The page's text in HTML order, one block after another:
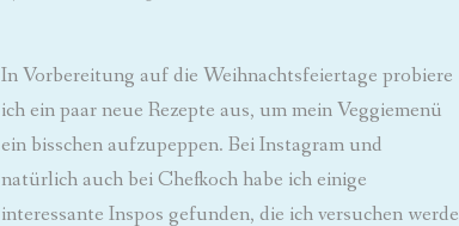
In Vorbereitung auf die Weihnachtsfeiertage probiere
ich ein paar neue Rezepte aus, um mein Veggiemenü
ein bisschen aufzupeppen. Bei Instagram und
natürlich auch bei Chefkoch habe ich einige
interessante Inspos gefunden, die ich versuchen werde